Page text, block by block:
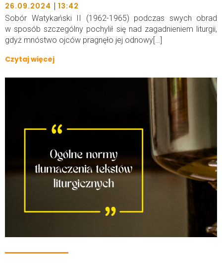
26.09.2024 | 13:42
Sobór Watykański II (1962-1965) podczas swych obrad
w sposób szczególny pochylił się nad zagadnieniem liturgii,
gdyż mnóstwo ojców pragnęło jej odnowy[…]
Czytaj więcej